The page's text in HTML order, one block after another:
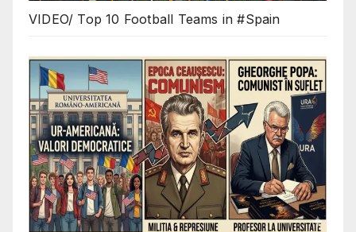
VIDEO/ Top 10 Football Teams in #Spain